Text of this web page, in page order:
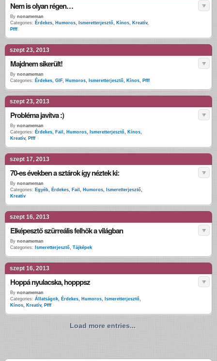
Nem is olyan régen…
By nonameman
Categories: Érdekes, Humoros, Ismeretterjesztő, Kínos, Kreatív,
Pfff
szept 23, 2013
Majdnem sikerült!
By nonameman
Categories: Érdekes, GIF, Humoros, Ismeretterjesztő, Kínos, Pfff
szept 23, 2013
Probléma javítva :)
By nonameman
Categories: Érdekes, Fail , Humoros, Ismeretterjesztő, Kínos,
Kreatív, Pfff
szept 17, 2013
70-es években a sztárok így néztek ki:
By nonameman
Categories: Egyéb, Érdekes, Fail , Humoros, Ismeretterjesztő,
Kreatív
szept 16, 2013
Elképesztő szürreális felhők a világban
By nonameman
Categories:
Ismeretterjesztő, Tájképek
szept 16, 2013
Hoppá nyulacska, hopppsz
By nonameman
Categories: Állatságok, Érdekes, Humoros, Ismeretterjesztő,
Kínos, Kreatív, Pfff
Load more entries...